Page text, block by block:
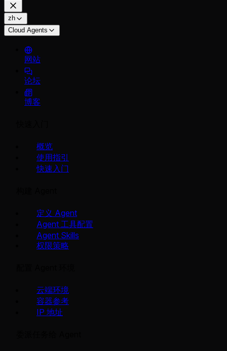
zh
Cloud Agents
网站
论坛
博客
概览
使用指引
快速入门
定义 Agent
Agent 工具配置
Agent Skills
权限策略
云端环境
容器参考
IP 地址